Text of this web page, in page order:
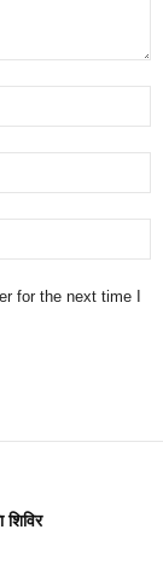
for the next time I